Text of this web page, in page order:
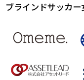
ブラインドサッカ